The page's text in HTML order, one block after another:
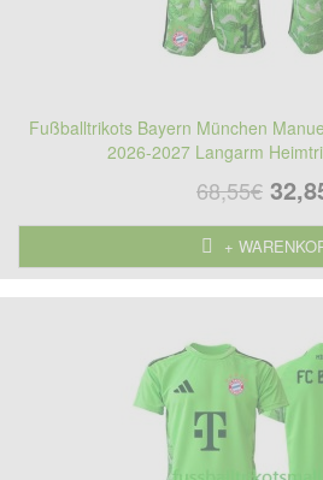
Fußballtrikots Bayern München
2026-2027 Langarm
68,55€
+